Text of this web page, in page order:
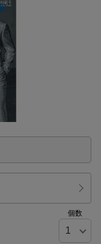
個数